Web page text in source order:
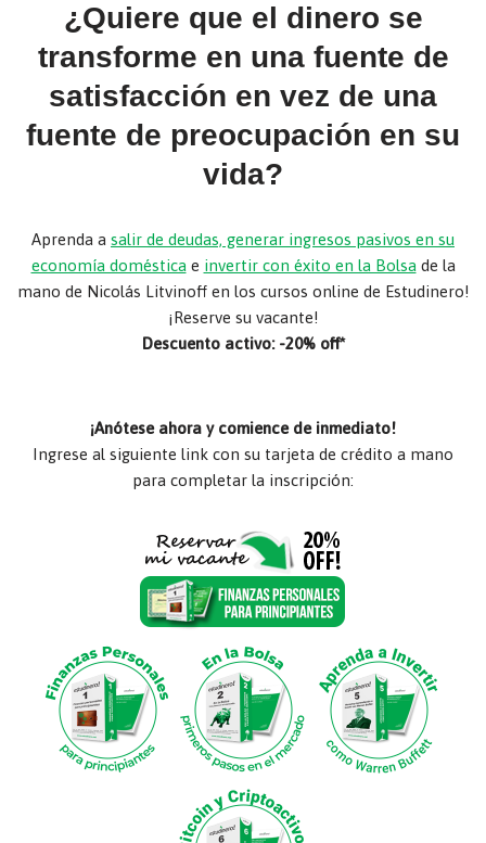
¿Quiere que el dinero se
transforme en una fuente de
satisfacción en vez de una
fuente de preocupación en su
vida?
Aprenda a salir de deudas, generar ingresos pasivos en su
economía doméstica e invertir con éxito en la Bolsa de la
mano de Nicolás Litvinoff en los cursos online de Estudinero!
¡Reserve su vacante!
Descuento activo: -20% off*
¡Anótese ahora y comience de inmediato!
Ingrese al siguiente link con su tarjeta de crédito a mano
para completar la inscripción: